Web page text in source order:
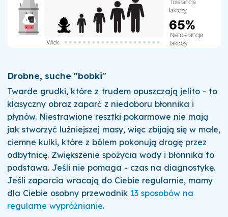
Drobne, suche "bobki"
Twarde grudki, które z trudem opuszczają jelito - to
klasyczny obraz zaparć z niedoboru błonnika i
płynów. Niestrawione resztki pokarmowe nie mają
jak stworzyć luźniejszej masy, więc zbijają się w małe,
ciemne kulki, które z bólem pokonują drogę przez
odbytnicę. Zwiększenie spożycia wody i błonnika to
podstawa. Jeśli nie pomaga - czas na diagnostykę.
Jeśli zaparcia wracają do Ciebie regularnie, mamy
dla Ciebie osobny przewodnik 13 sposobów na
regularne wypróżnianie.